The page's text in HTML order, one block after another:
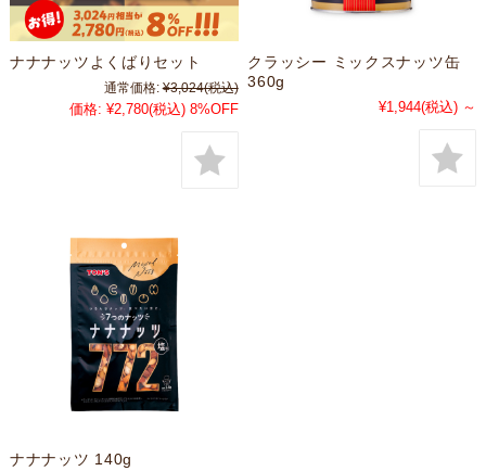
ナナナッツよくばりセット
通常価格: ¥3,024(税込)
価格: ¥2,780(税込) 8%OFF
クラッシー ミックスナッツ缶
360g
¥1,944(税込) ～
ナナナッツ 140g